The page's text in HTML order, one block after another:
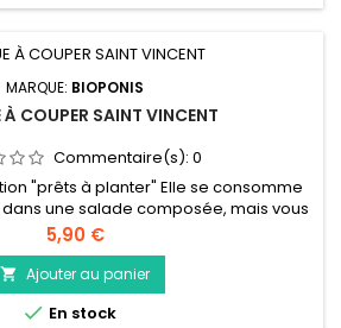
MARQUE: BIOPONIS
À COUPER SAINT VINCENT
Commentaire(s): 0
"prêts à planter" Elle se consomme
une salade composée, mais vous
cuite. Elle est un vrai plus pour la
indispensable pour une alimentation
Riche en vitamines, oligoéléments
oméga-3, acide folique et
bêtacarotène. La...
Prix
5,90 €
 Ajouter au panier
 En stock